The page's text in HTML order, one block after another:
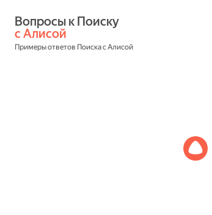
с Алисой
Примеры ответов Поиска с Алисой